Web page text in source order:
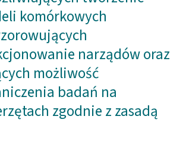
komórkowych
narządów oraz
możliwość
badań na
zgodnie z zasadą